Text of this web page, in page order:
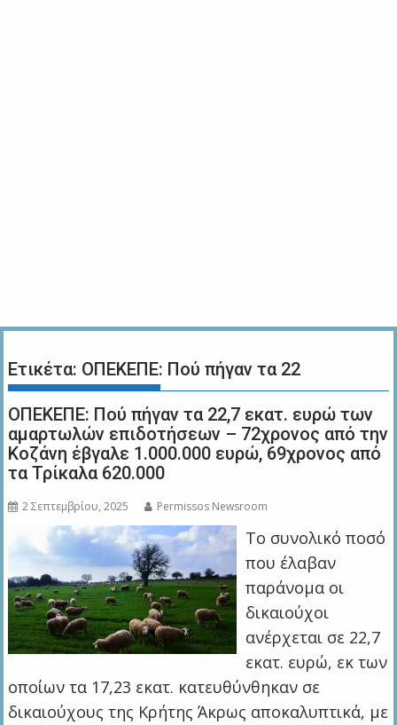
Ετικέτα: ΟΠΕΚΕΠΕ: Πού πήγαν τα 22
ΟΠΕΚΕΠΕ: Πού πήγαν τα 22,7 εκατ. ευρώ των
αμαρτωλών επιδοτήσεων – 72χρονος από την
Κοζάνη έβγαλε 1.000.000 ευρώ, 69χρονος από
τα Τρίκαλα 620.000
2 Σεπτεμβρίου, 2025 Permissos Newsroom
Το συνολικό ποσό
που έλαβαν
παράνομα οι
δικαιούχοι
ανέρχεται σε 22,7
εκατ. ευρώ, εκ των
οποίων τα 17,23 εκατ. κατευθύνθηκαν σε
δικαιούχους της Κρήτης Άκρως αποκαλυπτικά, με